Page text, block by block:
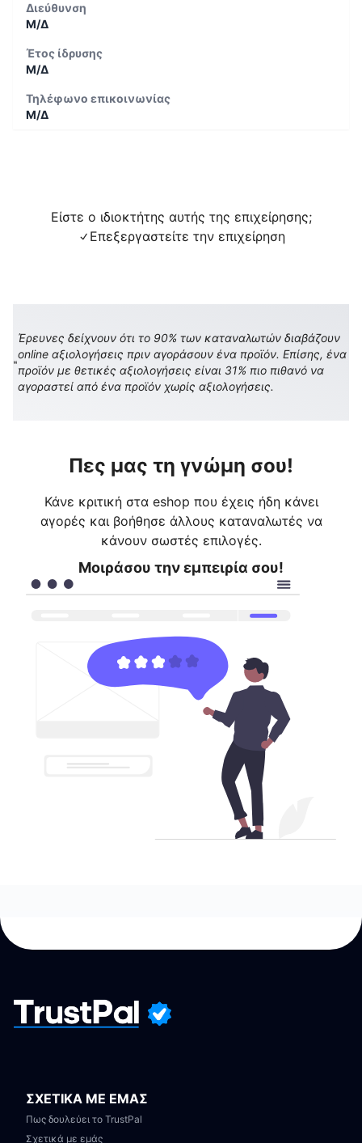
Διεύθυνση
Μ/Δ
Έτος ίδρυσης
Μ/Δ
Τηλέφωνο επικοινωνίας
Μ/Δ
Είστε ο ιδιοκτήτης αυτής της επιχείρησης;
Επεξεργαστείτε την επιχείρηση
Έρευνες δείχνουν ότι το 90% των καταναλωτών διαβάζουν
online αξιολογήσεις πριν αγοράσουν ένα προϊόν. Επίσης, ένα
προϊόν με θετικές αξιολογήσεις είναι 31% πιο πιθανό να
αγοραστεί από ένα προϊόν χωρίς αξιολογήσεις.
Πες μας τη γνώμη σου!
Κάνε κριτική στα eshop που έχεις ήδη κάνει
αγορές και βοήθησε άλλους καταναλωτές να
κάνουν σωστές επιλογές.
Μοιράσου την εμπειρία σου!
ΣΧΕΤΙΚΑ ΜΕ ΕΜΑΣ
Πως δουλεύει το TrustPal
Σχετικά με εμάς